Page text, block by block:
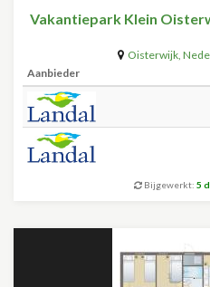
Vakantiepark Klein
Oisterwijk,
Aanbieder
Bijgewerkt: 5